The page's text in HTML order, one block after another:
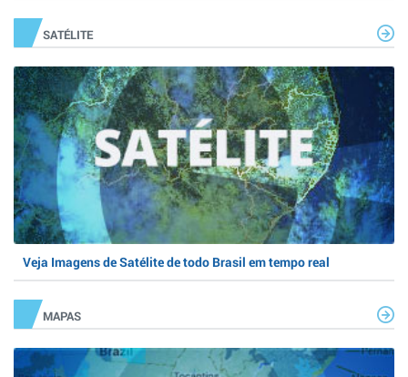
SATÉLITE
Veja Imagens de Satélite de todo Brasil em tempo real
MAPAS